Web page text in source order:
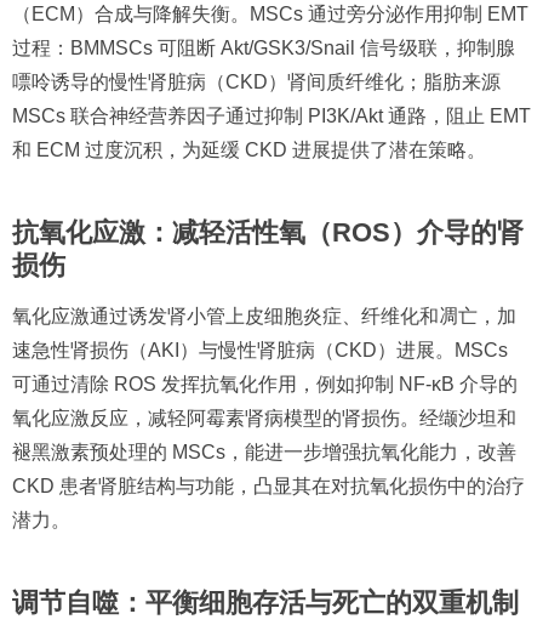
（ECM）合成与降解失衡。MSCs 通过旁分泌作用抑制 EMT
过程：BMMSCs 可阻断 Akt/GSK3/Snail 信号级联，抑制腺
嘌呤诱导的慢性肾脏病（CKD）肾间质纤维化；脂肪来源
MSCs 联合神经营养因子通过抑制 PI3K/Akt 通路，阻止 EMT
和 ECM 过度沉积，为延缓 CKD 进展提供了潜在策略。
抗氧化应激：减轻活性氧（ROS）介导的肾
损伤
氧化应激通过诱发肾小管上皮细胞炎症、纤维化和凋亡，加
速急性肾损伤（AKI）与慢性肾脏病（CKD）进展。MSCs
可通过清除 ROS 发挥抗氧化作用，例如抑制 NF-κB 介导的
氧化应激反应，减轻阿霉素肾病模型的肾损伤。经缬沙坦和
褪黑激素预处理的 MSCs，能进一步增强抗氧化能力，改善
CKD 患者肾脏结构与功能，凸显其在对抗氧化损伤中的治疗
潜力。
调节自噬：平衡细胞存活与死亡的双重机制